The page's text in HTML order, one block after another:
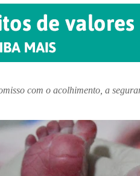
com o acolhimento, a